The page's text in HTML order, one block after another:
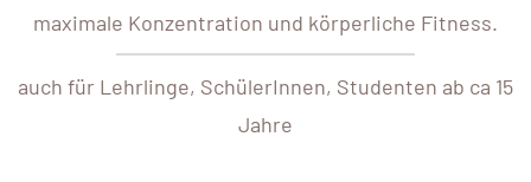
maximale Konzentration und körperliche Fitness.
auch für Lehrlinge, SchülerInnen, Studenten ab ca 15
Jahre